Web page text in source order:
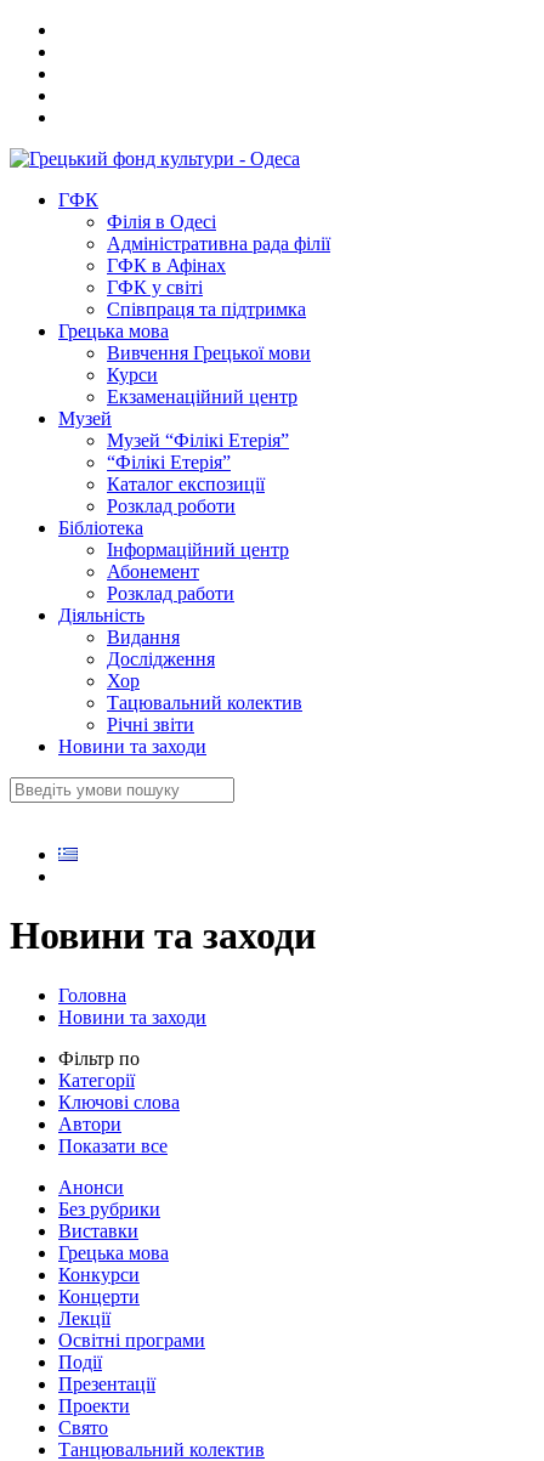
ГФК
Філія в Одесі
Адміністративна рада філії
ГФК в Афінах
ГФК у світі
Співпраця та підтримка
Грецька мова
Вивчення Грецької мови
Курси
Екзаменаційний центр
Музей
Музей “Філікі Етерія”
“Філікі Етерія”
Каталог експозиції
Розклад роботи
Бібліотека
Інформаційний центр
Абонемент
Розклад работи
Діяльність
Видання
Дослідження
Хор
Тацювальний колектив
Річні звіти
Новини та заходи
Новини та заходи
Головна
Новини та заходи
Фільтр по
Категорії
Ключові слова
Автори
Показати все
Анонси
Без рубрики
Виставки
Грецька мова
Конкурси
Концерти
Лекції
Освітні програми
Події
Презентації
Проекти
Свято
Танцювальний колектив